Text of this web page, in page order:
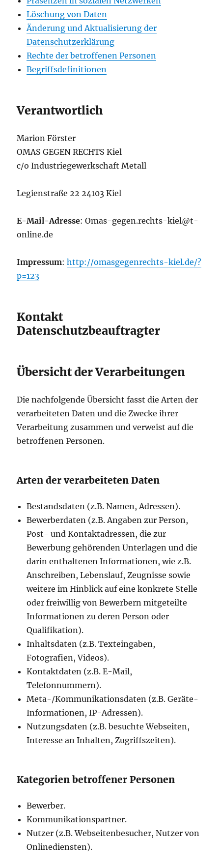
Löschung von Daten
Änderung und Aktualisierung der
Datenschutzerklärung
Rechte der betroffenen Personen
Begriffsdefinitionen
Verantwortlich
Marion Förster
OMAS GEGEN RECHTS Kiel
c/o Industriegewerkschaft Metall
Legienstraße 22 24103 Kiel
E-Mail-Adresse: Omas-gegen.rechts-kiel@t-
online.de
Impressum:http://omasgegenrechts-kiel.de/?
p=123
Kontakt
Datenschutzbeauftragter
Übersicht der Verarbeitungen
Die nachfolgende Übersicht fasst die Arten der
verarbeiteten Daten und die Zwecke ihrer
Verarbeitung zusammen und verweist auf die
betroffenen Personen.
Arten der verarbeiteten Daten
Bestandsdaten (z.B. Namen, Adressen).
Bewerberdaten (z.B. Angaben zur Person,
Post- und Kontaktadressen, die zur
Bewerbung gehörenden Unterlagen und die
darin enthaltenen Informationen, wie z.B.
Anschreiben, Lebenslauf, Zeugnisse sowie
weitere im Hinblick auf eine konkrete Stelle
oder freiwillig von Bewerbern mitgeteilte
Informationen zu deren Person oder
Qualifikation).
Inhaltsdaten (z.B. Texteingaben,
Fotografien, Videos).
Kontaktdaten (z.B. E-Mail,
Telefonnummern).
Meta-/Kommunikationsdaten (z.B. Geräte-
Informationen, IP-Adressen).
Nutzungsdaten (z.B. besuchte Webseiten,
Interesse an Inhalten, Zugriffszeiten).
Kategorien betroffener Personen
Bewerber.
Kommunikationspartner.
Nutzer (z.B. Webseitenbesucher, Nutzer von
Onlinediensten).